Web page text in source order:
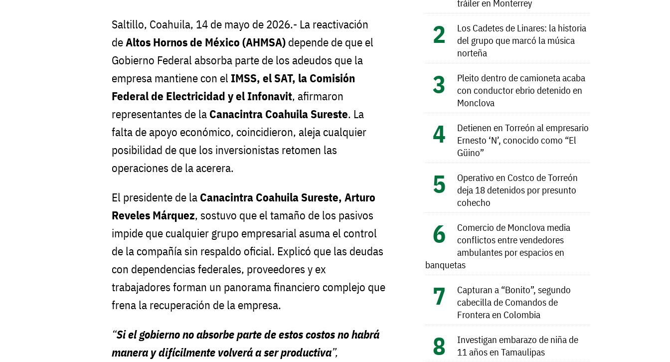
Saltillo, Coahuila, 14 de mayo de 2026.- La reactivación
deAltos Hornos de México (AHMSA) depende de que el
Gobierno Federal absorba parte de los adeudos que la
empresa mantiene con el IMSS, el SAT, la Comisión
Federal de Electricidad y el Infonavit, afirmaron
representantes de la Canacintra Coahuila Sureste. La
falta de apoyo económico, coincidieron, aleja cualquier
posibilidad de que los inversionistas retomen las
operaciones de la acerera.
El presidente de la Canacintra Coahuila Sureste, Arturo
Reveles Márquez, sostuvo que el tamaño de los pasivos
impide que cualquier grupo empresarial asuma el control
de la compañía sin respaldo oficial. Explicó que las deudas
con dependencias federales, proveedores y ex
trabajadores forman un panorama financiero complejo que
frena la recuperación de la empresa.
“Si el gobierno no absorbe parte de estos costos no habrá
manera y difícilmente volverá a ser productiva”,
tráiler en Monterrey
Los Cadetes de Linares: la historia
del grupo que marcó la música
norteña
Pleito dentro de camioneta acaba
con conductor ebrio detenido en
Monclova
Detienen en Torreón al empresario
Ernesto ‘N’, conocido como “El
Güino”
Operativo en Costco de Torreón
deja 18 detenidos por presunto
cohecho
Comercio de Monclova media
conflictos entre vendedores
ambulantes por espacios en
banquetas
Capturan a “Bonito”, segundo
cabecilla de Comandos de
Frontera en Colombia
Investigan embarazo de niña de
11 años en Tamaulipas